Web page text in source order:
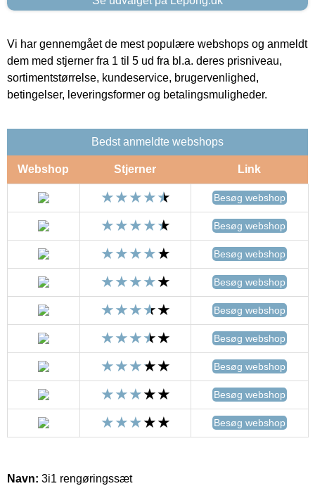
Vi har gennemgået de mest populære webshops og anmeldt
dem med stjerner fra 1 til 5 ud fra bl.a. deres prisniveau,
sortimentstørrelse, kundeservice, brugervenlighed,
betingelser, leveringsformer og betalingsmuligheder.
Bedst anmeldte webshops
Webshop Stjerner Link
Besøg webshop
Besøg webshop
Besøg webshop
Besøg webshop
Besøg webshop
Besøg webshop
Besøg webshop
Besøg webshop
Besøg webshop
Navn: 3i1 rengøringssæt